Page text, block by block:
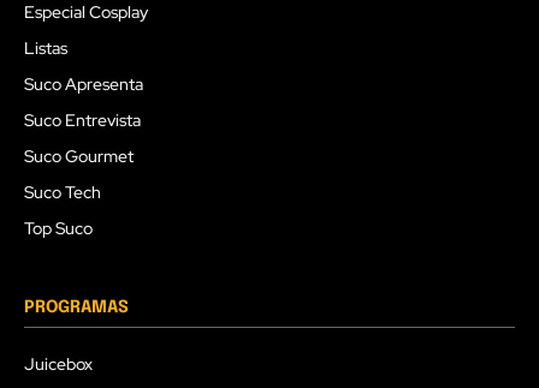
Especial Cosplay
Listas
Suco Apresenta
Suco Entrevista
Suco Gourmet
Suco Tech
Top Suco
PROGRAMAS
Juicebox